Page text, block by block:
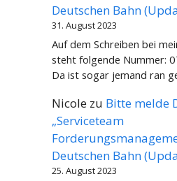
Deutschen Bahn
31. August 2023
Auf dem Schreiben bei
steht folgende Nummer:
Da ist sogar jemand ran
Nicole zu Bitte melde
„Serviceteam
Deutschen Bahn
25. August 2023